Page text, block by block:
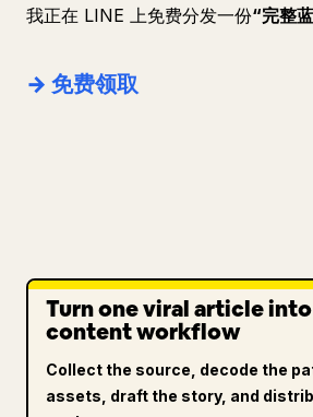
我正在 LINE 上免费分发一份“完整
→ 免费领取
Turn one viral article
content workflow
Collect the source, decode the
assets, draft the story, and